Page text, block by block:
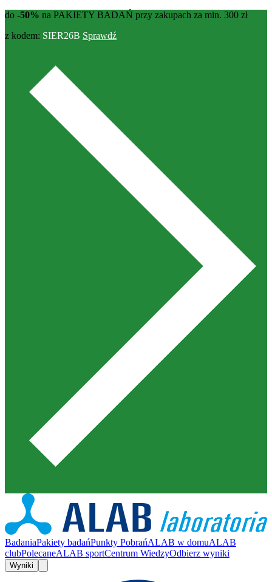
do -50% na PAKIETY BADAŃ przy zakupach za min. 300 zł
z kodem: SIER26B Sprawdź
BadaniaPakiety badańPunkty PobrańALAB w domuALAB
clubPolecaneALAB sportCentrum WiedzyOdbierz wyniki
Wyniki